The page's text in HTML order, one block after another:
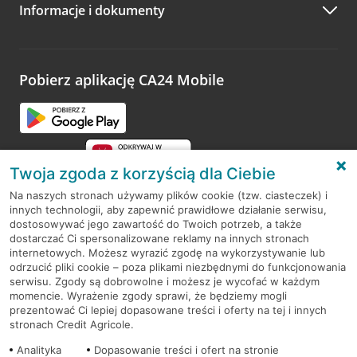
Zachęcamy do podzielenia się z nami opinią o wizycie.
opinie.
Informacje i dokumenty
Pobierz aplikację CA24 Mobile
RODO
Regulamin serwisu
Mapa serwisu
PolitykaCookies
Twoja zgoda z korzyścią dla Ciebie
Na naszych stronach używamy plików cookie (tzw. ciasteczek) i
innych technologii, aby zapewnić prawidłowe działanie serwisu,
dostosowywać jego zawartość do Twoich potrzeb, a także
dostarczać Ci spersonalizowane reklamy na innych stronach
internetowych. Możesz wyrazić zgodę na wykorzystywanie lub
odrzucić pliki cookie – poza plikami niezbędnymi do funkcjonowania
serwisu. Zgody są dobrowolne i możesz je wycofać w każdym
momencie. Wyrażenie zgody sprawi, że będziemy mogli
prezentować Ci lepiej dopasowane treści i oferty na tej i innych
stronach Credit Agricole.
Analityka
Dopasowanie treści i ofert na stronie